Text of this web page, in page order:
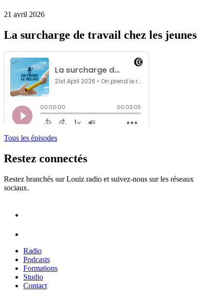
21 avril 2026
La surcharge de travail chez les jeunes
Tous les épisodes
Restez connectés
Restez branchés sur Louiz radio et suivez-nous sur les réseaux
sociaux.
Radio
Podcasts
Formations
Studio
Contact